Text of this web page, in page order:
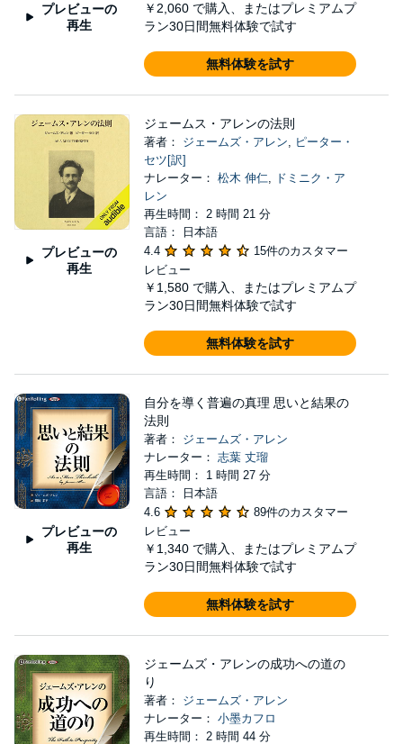
プレビューの
再生
￥2,060 で購入、またはプレミアムプ
ラン30日間無料体験で試す
無料体験を試す
プレビューの
再生
ジェームス・アレンの法則
著者： ジェームズ・アレン, ピーター・
セツ[訳]
ナレーター： 松木 伸仁, ドミニク・ア
レン
再生時間： 2 時間 21 分
言語： 日本語
4.4
15件のカスタマー
レビュー
￥1,580 で購入、またはプレミアムプ
ラン30日間無料体験で試す
無料体験を試す
プレビューの
再生
自分を導く普遍の真理 思いと結果の
法則
著者： ジェームズ・アレン
ナレーター： 志葉 丈瑠
再生時間： 1 時間 27 分
言語： 日本語
4.6
89件のカスタマー
レビュー
￥1,340 で購入、またはプレミアムプ
ラン30日間無料体験で試す
無料体験を試す
ジェームズ・アレンの成功への道の
り
著者： ジェームズ・アレン
ナレーター： 小墨カフロ
再生時間： 2 時間 44 分